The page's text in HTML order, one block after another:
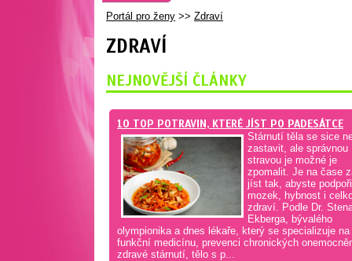
Portál pro ženy >> Zdraví
ZDRAVÍ
NEJNOVĚJŠÍ ČLÁNKY
10 TOP POTRAVIN, KTERÉ JÍST PO PADESÁTCE
Stárnutí těla se sice
zastavit, ale správnou
stravou je možné je
zpomalit. Je na čase
jíst tak, abyste
mozek, hybnost i
zdraví. Podle Dr.
Ekberga, bývalého
olympionika a dnes lékaře, který se specializuje na
funkční medicínu, prevenci chronických
zdravé stárnutí, tělo s p...